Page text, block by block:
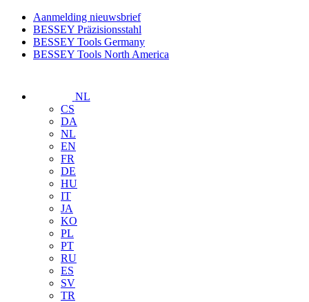
Aanmelding nieuwsbrief
BESSEY Präzisionsstahl
BESSEY Tools Germany
BESSEY Tools North America
NL
CS
DA
NL
EN
FR
DE
HU
IT
JA
KO
PL
PT
RU
ES
SV
TR